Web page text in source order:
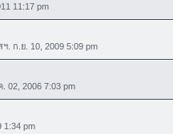
11:17 pm
. ก.ย. 10, 2009 5:09 pm
02, 2006 7:03 pm
pm